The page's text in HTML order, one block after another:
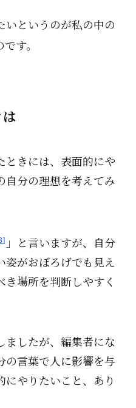
いというのが私の中の
す。
ときには、表面的にや
自分の理想を考えてみ
」と言いますが、自分
姿がおぼろげでも見え
場所を判断しやすく
ましたが、編集者にな
の言葉で人に影響を与
やりたいこと、あり